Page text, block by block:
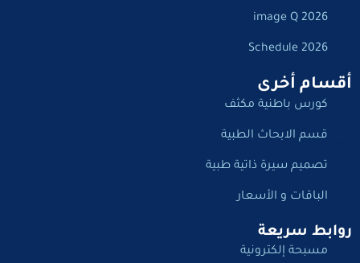
image Q 2026
Schedule 2026
أقسام أخرى
كورس باطنية مكثف
قسم الابحاث الطبية
تصميم سيرة ذاتية طبية
الباقات و الأسعار
روابط سريعة
مسبحة إلكترونية